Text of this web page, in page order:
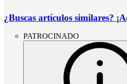
¿Buscas artículos similares?
PATROCINADO